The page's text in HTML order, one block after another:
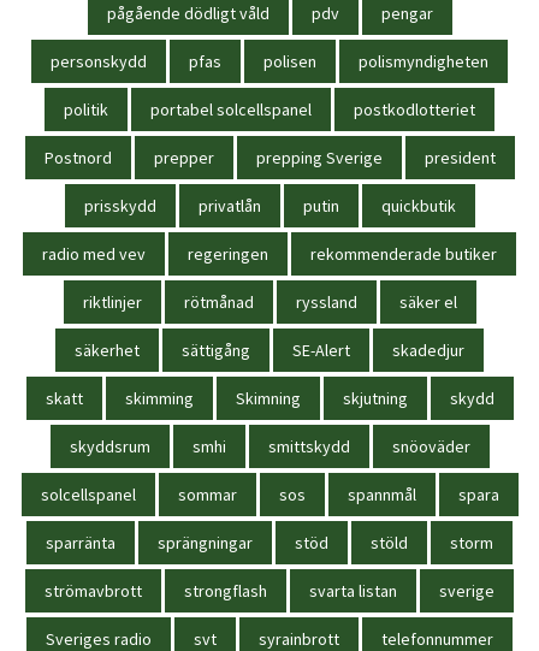
pågående dödligt våld pdv pengar
personskydd pfas polisen polismyndigheten
politik portabel solcellspanel postkodlotteriet
Postnord prepper prepping Sverige president
prisskydd privatlån putin quickbutik
radio med vev regeringen rekommenderade butiker
riktlinjer rötmånad ryssland säker el
säkerhet sättigång SE-Alert skadedjur
skatt skimming Skimning skjutning skydd
skyddsrum smhi smittskydd snöoväder
solcellspanel sommar sos spannmål spara
sparränta sprängningar stöd stöld storm
strömavbrott strongflash svarta listan sverige
Sveriges radio svt syrainbrott telefonnummer